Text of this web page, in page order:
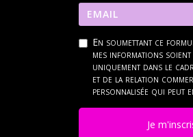
En soumettant ce
mes informations
uniquement dans le
et de la relation
personnalisée qui peut
Je